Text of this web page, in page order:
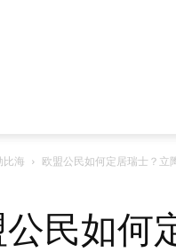
比海 欧盟公民如何定居瑞士？
民如何